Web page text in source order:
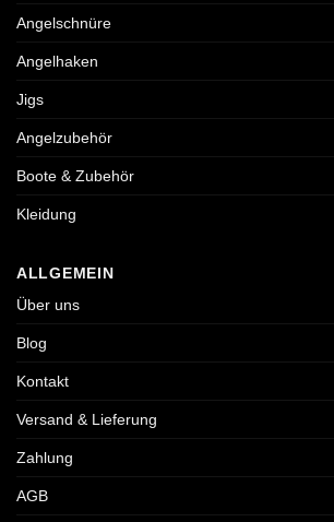
Angelschnüre
Angelhaken
Jigs
Angelzubehör
Boote & Zubehör
Kleidung
ALLGEMEIN
Über uns
Blog
Kontakt
Versand & Lieferung
Zahlung
AGB